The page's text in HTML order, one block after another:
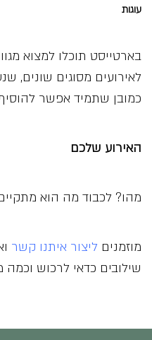
עוגות
בארטייסט תוכלו למצוא
לאירועים מסוגים שונים,
כמובן שתמיד אפשר
האירוע שלכם
מהו? לכבוד מה הוא
מוזמנים ליצור איתנו קשר
שילובים כדאי לרכוש וכמה